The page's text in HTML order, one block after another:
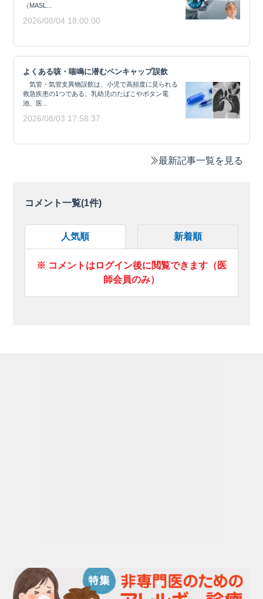
（MASL...
2026/08/04 18:00:00
よくある咳・喘鳴に潜むペンキャップ誤飲
気管・気管支異物誤飲は、小児で高頻度に見られる
救急疾患の1つである。乳幼児のたばこやボタン電
池、医...
2026/08/03 17:58:37
最新記事一覧を見る
コメント一覧(1件)
人気順 新着順
※ コメントはログイン後に閲覧できます（医
師会員のみ）